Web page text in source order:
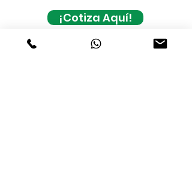
¡Cotiza Aquí!